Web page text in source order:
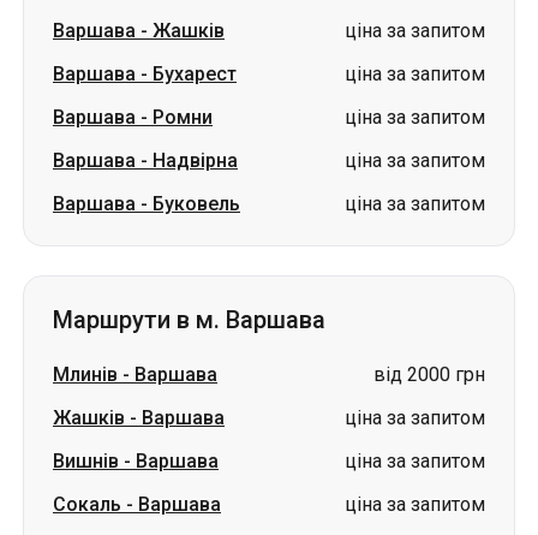
Варшава - Жашків
ціна за запитом
Варшава - Бухарест
ціна за запитом
Варшава - Ромни
ціна за запитом
Варшава - Надвірна
ціна за запитом
Варшава - Буковель ціна за запитом
Маршрути в м. Варшава
Млинів - Варшава
від 2000 грн
Жашків - Варшава
ціна за запитом
Вишнів - Варшава
ціна за запитом
Сокаль - Варшава
ціна за запитом